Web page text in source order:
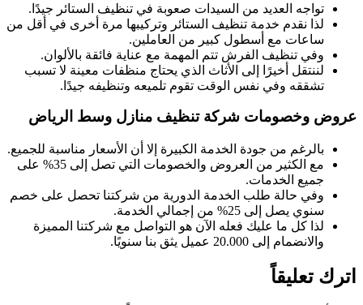
تواجه العديد من السيدات صعوبة في تنظيف الستائر جيدًا.
لذا نقدم خدمة تنظيف الستائر وتركيبها مرة أخرى في أقل من
ساعات مع أسطول كبير من العاملين.
وفي تنظيف الفرش تتم المهمة مع عناية فائقة بالألوان.
لننتقل أخيرًا إلى الأثاث الذي يحتاج منظفات معينة لا تسبب
تشققه وفي نفس الوقت تقوم تلميعه وتنظيفه جيدًا.
عروض وخصومات شركة تنظيف منازل وسط الرياض
بالرغم من جودة الخدمة الكبيرة إلا أن الأسعار مناسبة للجميع.
مع الكثير من العروض والخصومات التي تصل إلى 35% على
جميع الخدمات.
وفي حالة طلب الخدمة الدورية من شركتنا تحصل على خصم
سنوي يصل إلى 25% من إجمالي الخدمة.
لذا كل ما عليك فعله الآن هو التواصل مع شركتنا المميزة
والانضمام إلى 20.000 عميل يثق بنا سنويًا.
اترك تعليقاً